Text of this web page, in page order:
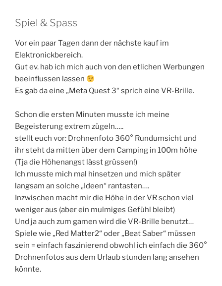
Spiel & Spass
Vor ein paar Tagen dann der nächste kauf im
Elektronickbereich.
Gut ev. hab ich mich auch von den etlichen Werbungen
beeinflussen lassen
Es gab da eine „Meta Quest 3“ sprich eine VR-Brille.
Schon die ersten Minuten musste ich meine
Begeisterung extrem zügeln…..
stellt euch vor: Drohnenfoto 360° Rundumsicht und
ihr steht da mitten über dem Camping in 100m höhe
(Tja die Höhenangst lässt grüssen!)
Ich musste mich mal hinsetzen und mich später
langsam an solche „Ideen“ rantasten….
Inzwischen macht mir die Höhe in der VR schon viel
weniger aus (aber ein mulmiges Gefühl bleibt)
Und ja auch zum gamen wird die VR-Brille benutzt…
Spiele wie „Red Matter2“ oder „Beat Saber“ müssen
sein = einfach faszinierend obwohl ich einfach die 360°
Drohnenfotos aus dem Urlaub stunden lang ansehen
könnte.